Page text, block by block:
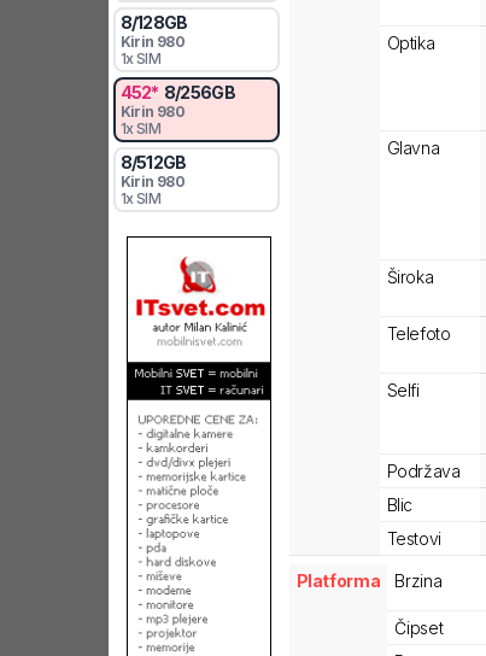
8/128GB
Kirin 980
1x SIM
452* 8/256GB
Kirin 980
1x SIM
8/512GB
Kirin 980
1x SIM
Optika
Glavna
Široka
Telefoto
Selfi
Podržava
Blic
Testovi
Platforma Brzina
Čipset